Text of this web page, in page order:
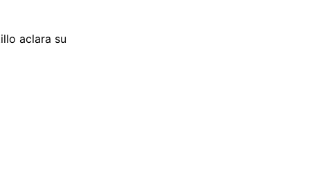
aclara su